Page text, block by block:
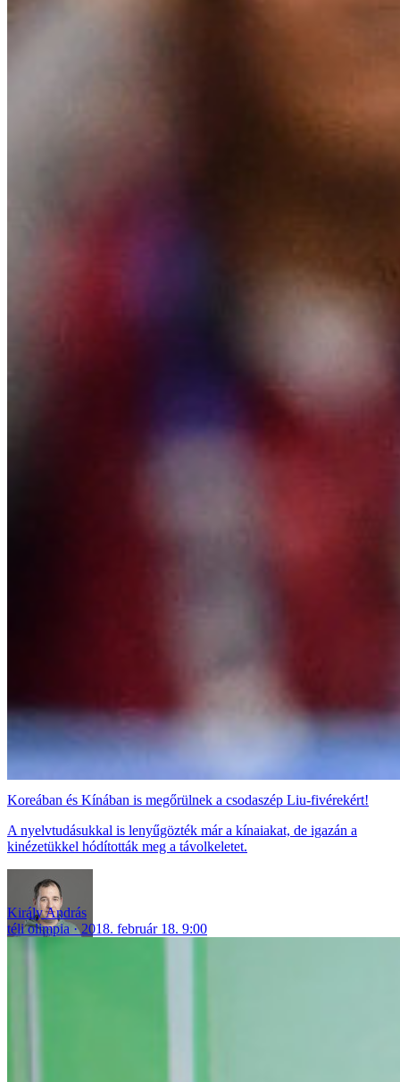
Koreában és Kínában is megőrülnek a csodaszép Liu-fivérekért!
A nyelvtudásukkal is lenyűgözték már a kínaiakat, de igazán a
kinézetükkel hódították meg a távolkeletet.
Király András
téli olimpia
2018. február 18. 9:00